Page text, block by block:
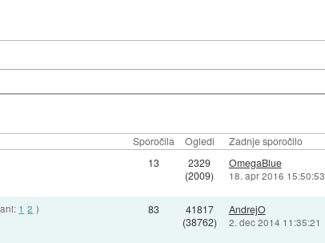
Sporočila Ogledi Zadnje sporočilo
13
2329
(2009)
OmegaBlue
18. apr 2016 15:50:53
1 2 )
83
41817
(38762)
AndrejO
2. dec 2014 11:35:21